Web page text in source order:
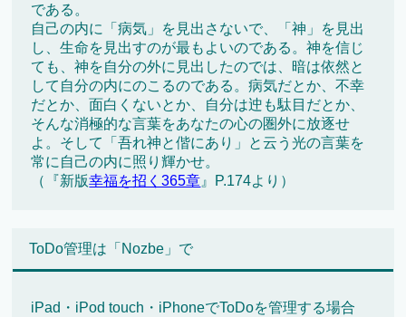
である。
自己の内に「病気」を見出さないで、「神」を見出
し、生命を見出すのが最もよいのである。神を信じ
ても、神を自分の外に見出したのでは、暗は依然と
して自分の内にのこるのである。病気だとか、不幸
だとか、面白くないとか、自分は迚も駄目だとか、
そんな消極的な言葉をあなたの心の圏外に放逐せ
よ。そして「吾れ神と偕にあり」と云う光の言葉を
常に自己の内に照り輝かせ。
（『新版幸福を招く365章 』P.174より）
ToDo管理は「Nozbe」で
iPad・iPod touch・iPhoneでToDoを管理する場合